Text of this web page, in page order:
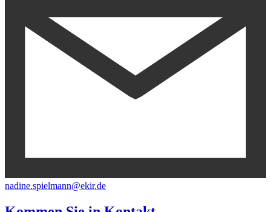
nadine.spielmann@ekir.de